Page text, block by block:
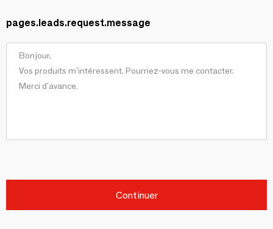
pages.leads.request.message
Continuer